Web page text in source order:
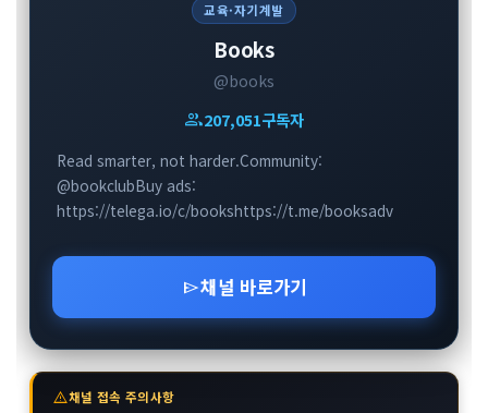
교육·자기계발
Books
@books
group207,051구독자
Read smarter, not harder.Community:
@bookclubBuy ads:
https://telega.io/c/bookshttps://t.me/booksadv
send채널 바로가기
warning채널 접속 주의사항